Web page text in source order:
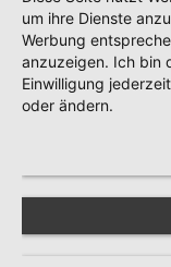
um ihre Dienste
Werbung
anzuzeigen. Ich bin
Einwilligung
oder ändern.